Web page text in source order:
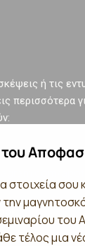
ή τις
περισσότερα
⁠⁠⁠⁠⁠https://el-
στοιχεία σου
του
τέλος μια